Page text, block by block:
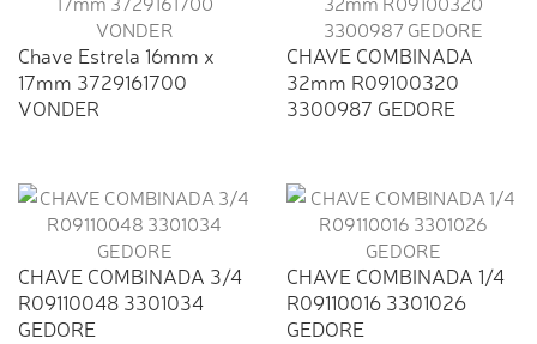
Chave Estrela 16mm x
17mm 3729161700
VONDER
CHAVE COMBINADA
32mm R09100320
3300987 GEDORE
CHAVE COMBINADA 3/4
R09110048 3301034
GEDORE
CHAVE COMBINADA 1/4
R09110016 3301026
GEDORE